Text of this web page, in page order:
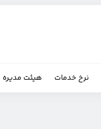
نرخ خدمات هیئت مدیره